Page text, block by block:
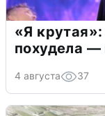
«Я
похудела —
4 августа 37